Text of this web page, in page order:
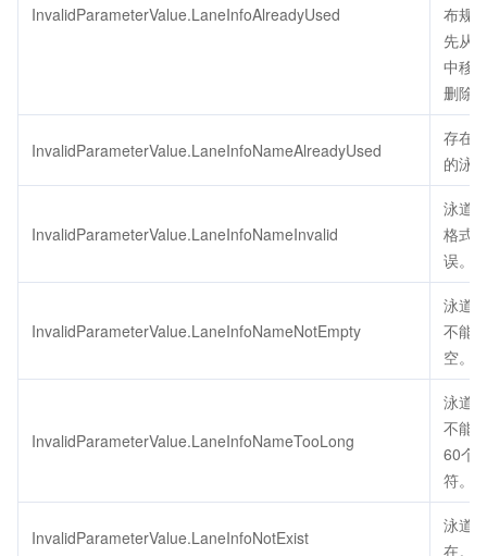
InvalidParameterValue.LaneInfoAlreadyUsed
布规
先从
中移
删除
InvalidParameterValue.LaneInfoNameAlreadyUsed
存在
的泳
InvalidParameterValue.LaneInfoNameInvalid
泳道
格式
误。
InvalidParameterValue.LaneInfoNameNotEmpty
泳道
不能
空。
InvalidParameterValue.LaneInfoNameTooLong
泳道
不能
60个
符。
InvalidParameterValue.LaneInfoNotExist
泳道
在。